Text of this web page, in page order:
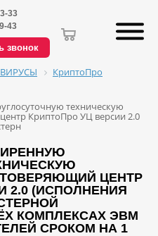
33
43
звонок
КриптоПро
техническую
КриптоПро УЦ версии 2.0
ЦЕНТР
2.0 (ИСПОЛНЕНИЯ
КОМПЛЕКСАХ ЭВМ
СРОКОМ НА 1